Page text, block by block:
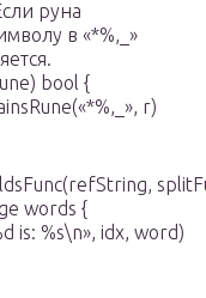
руна
в «*%,_»
bool {
r)
words {
is: %s\n», idx, word)